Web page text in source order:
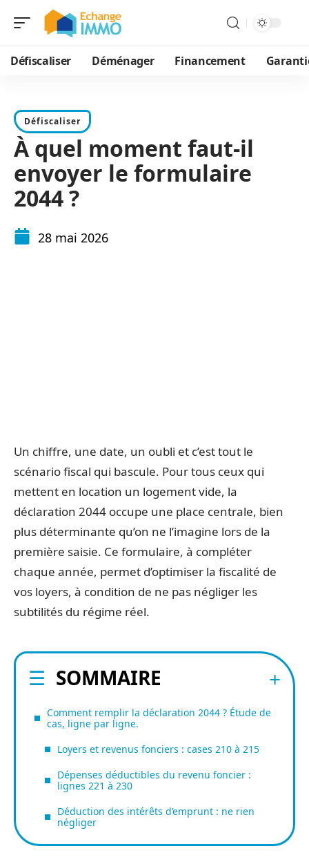
Défiscaliser Déménager Financement
Défiscaliser
À quel moment faut-il
envoyer le formulaire
2044 ?
28 mai 2026
Un chiffre, une date, un oubli et c’est tout le
scénario fiscal qui bascule. Pour tous ceux qui
mettent en location un logement vide, la
déclaration 2044 occupe une place centrale, bien
plus déterminante qu’on ne l’imagine lors de la
première saisie. Ce formulaire, à compléter
chaque année, permet d’optimiser la fiscalité de
vos loyers, à condition de ne pas négliger les
subtilités du régime réel.
SOMMAIRE
Comment remplir la déclaration 2044 ? Étude de
cas, ligne par ligne.
Loyers et revenus fonciers : cases 210 à 215
Dépenses déductibles du revenu foncier :
lignes 221 à 230
Déduction des intérêts d’emprunt : ne rien
négliger